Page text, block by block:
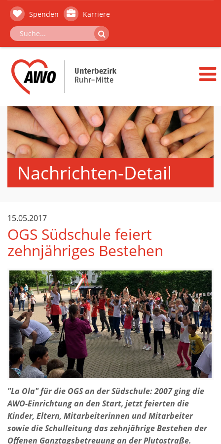
Spenden Karriere
Nachrichten-Detail
15.05.2017
OGS Südschule feiert
zehnjähriges Bestehen
"La Ola" für die OGS an der Südschule: 2007 ging die
AWO-Einrichtung an den Start, jetzt feierten die
Kinder, Eltern, Mitarbeiterinnen und Mitarbeiter
sowie die Schulleitung das zehnjährige Bestehen der
Offenen Ganztagsbetreuung an der Plutostraße.